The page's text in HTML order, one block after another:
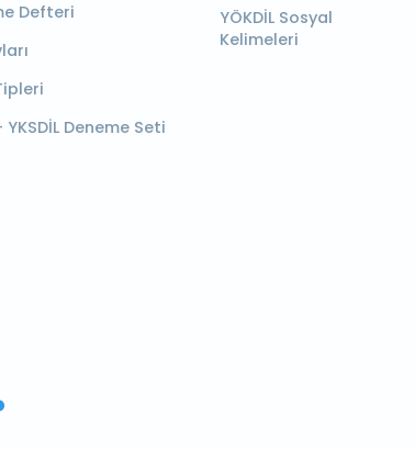
Defteri
Deneme Seti
YÖKDİL Sosyal
Kelimeleri